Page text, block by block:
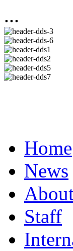
...
Home
News
Staff